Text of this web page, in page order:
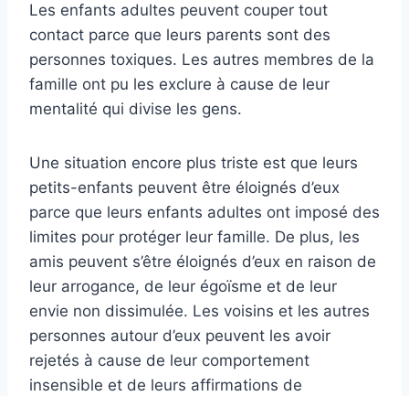
Les enfants adultes peuvent couper tout
contact parce que leurs parents sont des
personnes toxiques. Les autres membres de la
famille ont pu les exclure à cause de leur
mentalité qui divise les gens.
Une situation encore plus triste est que leurs
petits-enfants peuvent être éloignés d’eux
parce que leurs enfants adultes ont imposé des
limites pour protéger leur famille. De plus, les
amis peuvent s’être éloignés d’eux en raison de
leur arrogance, de leur égoïsme et de leur
envie non dissimulée. Les voisins et les autres
personnes autour d’eux peuvent les avoir
rejetés à cause de leur comportement
insensible et de leurs affirmations de